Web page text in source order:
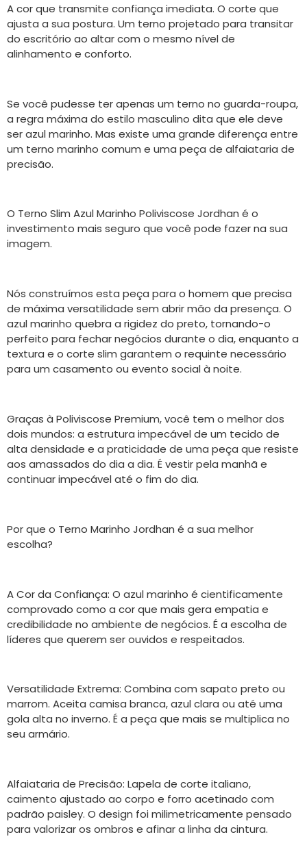
A cor que transmite confiança imediata. O corte que
ajusta a sua postura. Um terno projetado para transitar
do escritório ao altar com o mesmo nível de
alinhamento e conforto.
Se você pudesse ter apenas um terno no guarda-roupa,
a regra máxima do estilo masculino dita que ele deve
ser azul marinho. Mas existe uma grande diferença entre
um terno marinho comum e uma peça de alfaiataria de
precisão.
O Terno Slim Azul Marinho Poliviscose Jordhan é o
investimento mais seguro que você pode fazer na sua
imagem.
Nós construímos esta peça para o homem que precisa
de máxima versatilidade sem abrir mão da presença. O
azul marinho quebra a rigidez do preto, tornando-o
perfeito para fechar negócios durante o dia, enquanto a
textura e o corte slim garantem o requinte necessário
para um casamento ou evento social à noite.
Graças à Poliviscose Premium, você tem o melhor dos
dois mundos: a estrutura impecável de um tecido de
alta densidade e a praticidade de uma peça que resiste
aos amassados do dia a dia. É vestir pela manhã e
continuar impecável até o fim do dia.
Por que o Terno Marinho Jordhan é a sua melhor
escolha?
A Cor da Confiança: O azul marinho é cientificamente
comprovado como a cor que mais gera empatia e
credibilidade no ambiente de negócios. É a escolha de
líderes que querem ser ouvidos e respeitados.
Versatilidade Extrema: Combina com sapato preto ou
marrom. Aceita camisa branca, azul clara ou até uma
gola alta no inverno. É a peça que mais se multiplica no
seu armário.
Alfaiataria de Precisão: Lapela de corte italiano,
caimento ajustado ao corpo e forro acetinado com
padrão paisley. O design foi milimetricamente pensado
para valorizar os ombros e afinar a linha da cintura.